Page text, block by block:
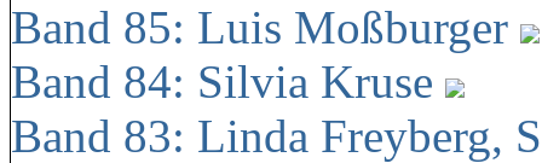
Band 85: Luis Moßburger
Band 84: Silvia Kruse
Band 83: Linda Freyberg,